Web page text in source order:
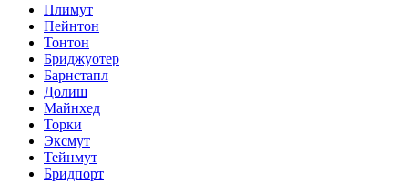
Плимут
Пейнтон
Тонтон
Бриджуотер
Барнстапл
Долиш
Майнхед
Торки
Эксмут
Тейнмут
Бридпорт